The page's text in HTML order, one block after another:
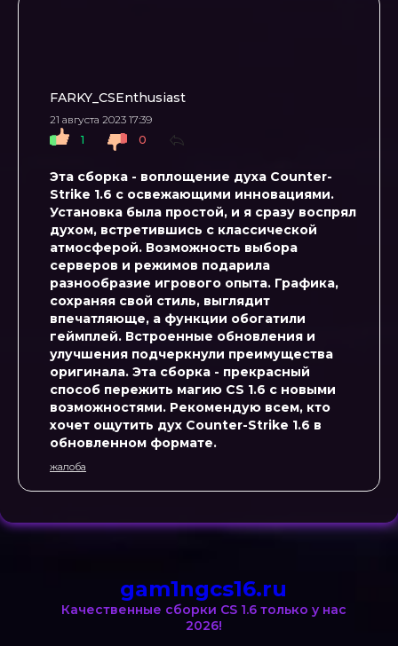
FARKY_CSEnthusiast
21 августа 2023 17:39
1
0
Эта сборка - воплощение духа Counter-
Strike 1.6 с освежающими инновациями.
Установка была простой, и я сразу воспрял
духом, встретившись с классической
атмосферой. Возможность выбора
серверов и режимов подарила
разнообразие игрового опыта. Графика,
сохраняя свой стиль, выглядит
впечатляюще, а функции обогатили
геймплей. Встроенные обновления и
улучшения подчеркнули преимущества
оригинала. Эта сборка - прекрасный
способ пережить магию CS 1.6 с новыми
возможностями. Рекомендую всем, кто
хочет ощутить дух Counter-Strike 1.6 в
обновленном формате.
жалоба
gam1ngcs16.ru
Качественные сборки CS 1.6 только у нас
2026!